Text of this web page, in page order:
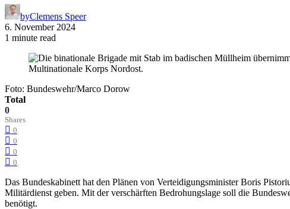
byClemens Speer
6. November 2024
1 minute read
Foto: Bundeswehr/Marco Dorow
Total
0
Shares
0
0
0
0
Das Bundeskabinett hat den Plänen von Verteidigungsminister Boris
Militärdienst geben. Mit der verschärften Bedrohungslage soll die
benötigt.